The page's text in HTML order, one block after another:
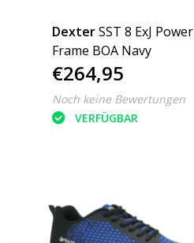
DexterSST 8 ExJ Power
Frame BOA Navy
€264,95
Noch keine Bewertungen
VERFÜGBAR